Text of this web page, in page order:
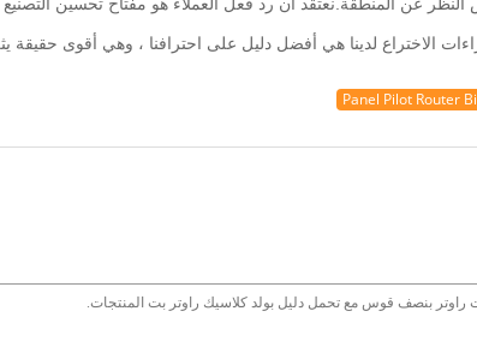
Panel Pilot Router